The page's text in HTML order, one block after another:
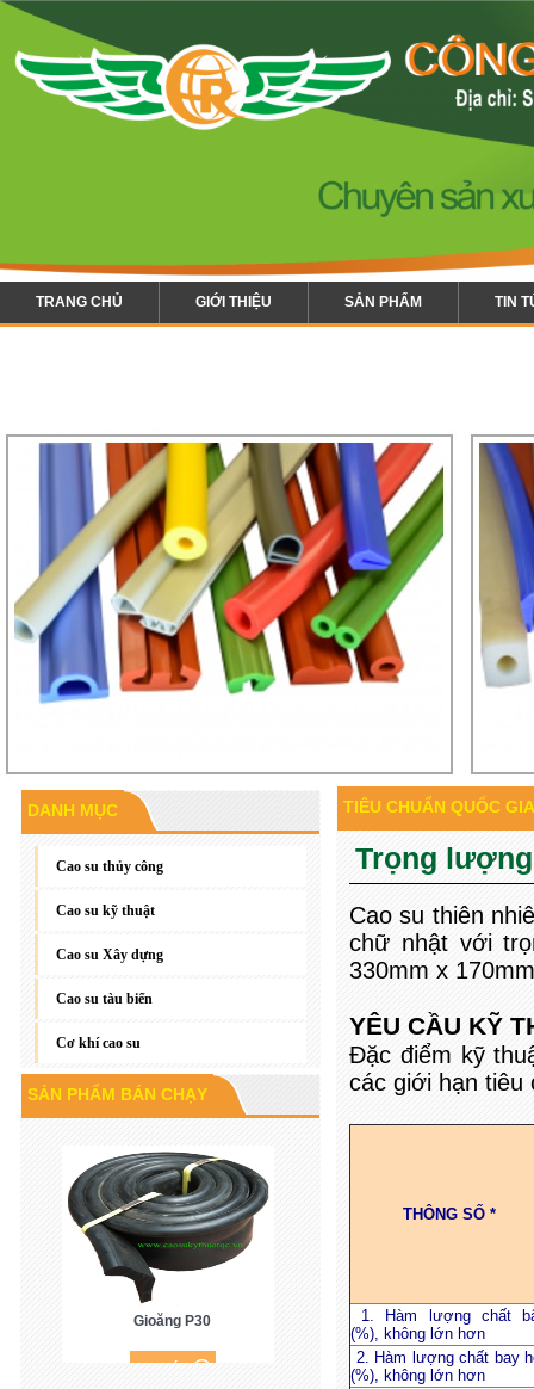
TRANG CHỦ GIỚI THIỆU SẢN PHẨM TIN
DANH MỤC
Cao su thủy công
Cao su kỹ thuật
Cao su Xây dựng
Cao su tàu biển
Cơ khí cao su
SẢN PHẨM BÁN CHẠY
Gioăng đáy, gioăng phẳng
Cao su P60
Gioăng P30
TIÊU CHUẨN QUỐC
Trọng
Cao su thiên
chữ nhật với
330mm x
YÊU CẦU KỸ
Đặc điểm kỹ
các giới hạn tiêu
THÔNG SỐ *
1. Hàm lượng chất
(%), không lớn hơn
2. Hàm lượng chất bay
(%), không lớn hơn